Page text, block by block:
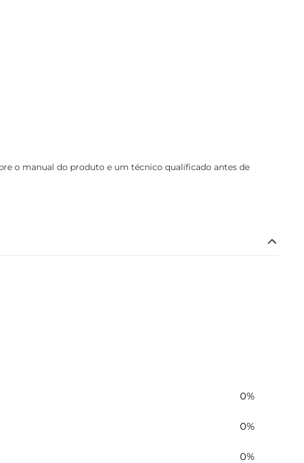
o manual do produto e um técnico qualificado antes de
0%
0%
0%